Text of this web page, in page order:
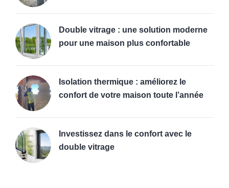
Double vitrage : une solution moderne
pour une maison plus confortable
Isolation thermique : améliorez le
confort de votre maison toute l’année
Investissez dans le confort avec le
double vitrage